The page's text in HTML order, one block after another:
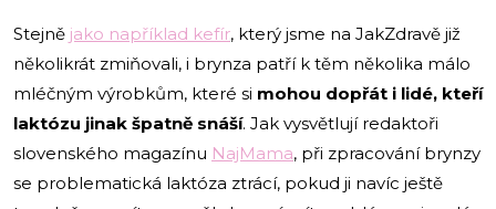
Stejně jako například kefír, který jsme na JakZdravě již
několikrát zmiňovali, i brynza patří k těm několika málo
mléčným výrobkům, které si mohou dopřát i lidé, kteří
laktózu jinak špatně snáší. Jak vysvětlují redaktoři
slovenského magazínu NajMama, při zpracování brynzy
se problematická laktóza ztrácí, pokud ji navíc ještě